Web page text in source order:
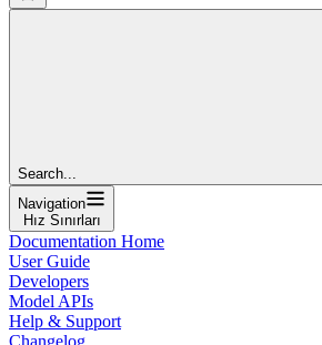
Search...
Navigation
Hız Sınırları
Documentation Home
User Guide
Developers
Model APIs
Help & Support
Changelog